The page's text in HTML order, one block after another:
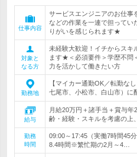
仕事内容
サービスエンジニアのお仕事
などの作業を一連で担ってい
りがいを感じられます★
対象と
なる方
未経験大歓迎！イチからスキ
ます★＜必須要件＞学歴不問
力を活かして働きたい方
勤務地
【マイカー通勤OK／転勤な
七尾市、小松市、白山市）に
給与
月給20万円＋諸手当＋賞与
齢・経験・スキルを考慮の
勤務
時間
09:00～17:45（実働7時間45
8.4時間※繁忙期の2月～4…